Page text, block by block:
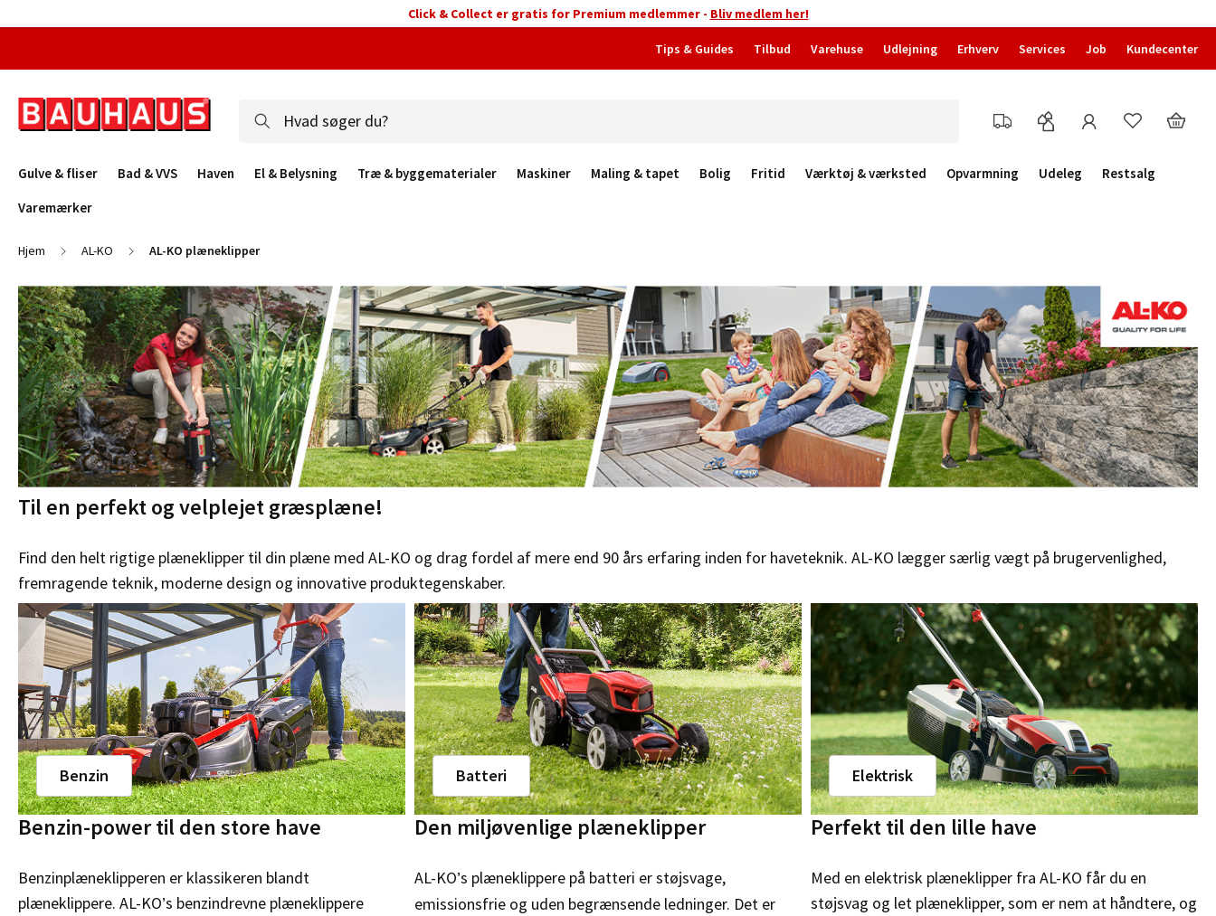
Click & Collect er gratis for Premium medlemmer - Bliv medlem her!
Tips & Guides Tilbud Varehuse Udlejning Erhverv Services Job Kundecenter
Gulve & fliser Bad & VVS Haven El & Belysning Træ & byggematerialer Maskiner Maling & tapet Bolig Fritid Værktøj & værksted Opvarmning Udeleg
Restsalg
Varemærker
Hjem AL-KO AL-KO plæneklipper
Til en perfekt og velplejet græsplæne!
Find den helt rigtige plæneklipper til din plæne med AL-KO og drag fordel af mere end 90 års erfaring inden for haveteknik. AL-KO lægger særlig vægt på brugervenlighed,
fremragende teknik, moderne design og innovative produktegenskaber.
Benzin
Benzin-power til den store have
Benzinplæneklipperen er klassikeren blandt
plæneklippere. AL-KO’s benzindrevne plæneklippere
Batteri
Den miljøvenlige plæneklipper
AL-KO’s plæneklippere på batteri er støjsvage,
emissionsfrie og uden begrænsende ledninger. Det er
Elektrisk
Perfekt til den lille have
Med en elektrisk plæneklipper fra AL-KO får du en
støjsvag og let plæneklipper, som er nem at håndtere, og